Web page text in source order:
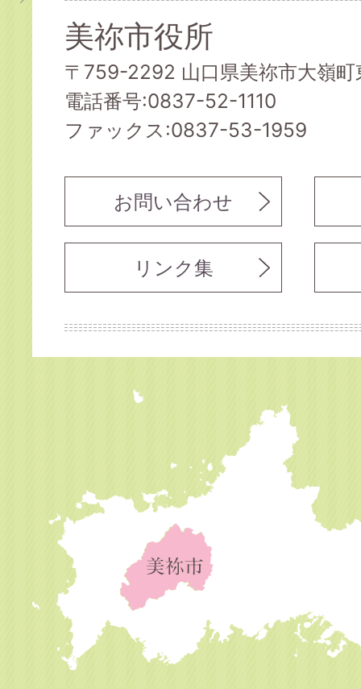
美祢市役所
〒759-2292 山口県美祢市大嶺
電話番号:0837-52-1110
ファックス:0837-53-1959
お問い合わせ
リンク集